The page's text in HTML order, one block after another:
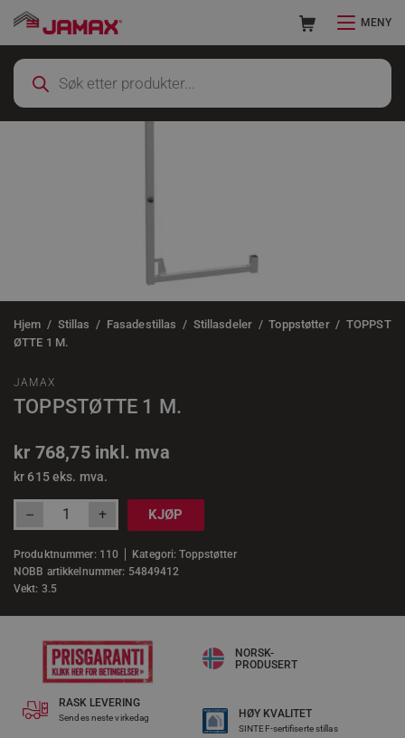
MENY
Hjem Stillas Fasadestillas Stillasdeler Toppstøtter
TOPPST
ØTTE 1 M.
JAMAX
TOPPSTØTTE 1 M.
kr 768,75inkl. mva
kr 615eks. mva.
– + KJØP
Produktnummer: 110 Kategori:Toppstøtter
NOBB artikkelnummer: 54849412
Vekt: 3.5
NORSK-
PRODUSERT
RASK LEVERING​
Sendes neste virkedag HØY KVALITET
SINTEF-sertifiserte stillas